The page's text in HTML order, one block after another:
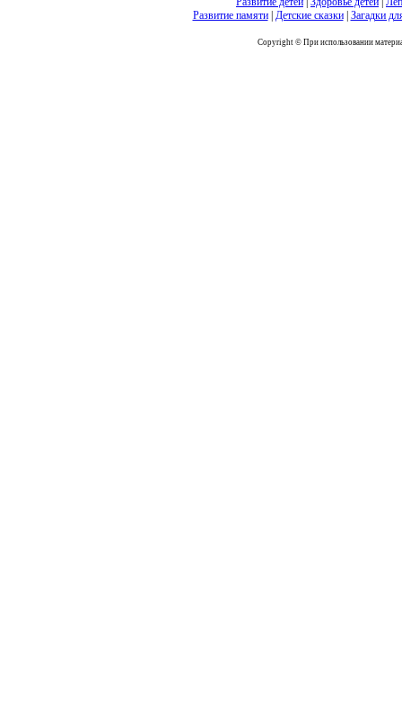
Развитие памяти| Детские сказки| Загадки
Copyright © При использовании